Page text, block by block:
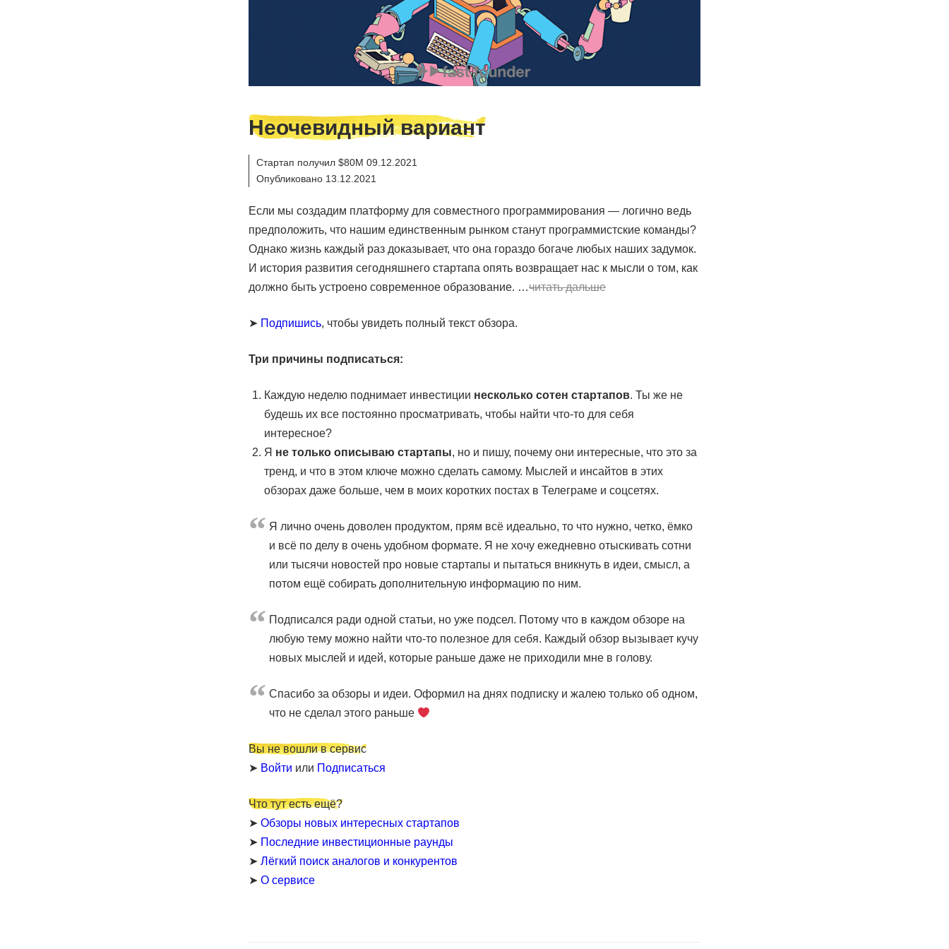
Неочевидный вариант
Стартап получил $80M 09.12.2021
Опубликовано 13.12.2021
Если мы создадим платформу для совместного программирования — логично ведь
предположить, что нашим единственным рынком станут программистские команды?
Однако жизнь каждый раз доказывает, что она гораздо богаче любых наших задумок.
И история развития сегодняшнего стартапа опять возвращает нас к мысли о том, как
должно быть устроено современное образование. …читать дальше
➤ Подпишись, чтобы увидеть полный текст обзора.
Три причины подписаться:
Каждую неделю поднимает инвестиции несколько сотен стартапов. Ты же не
будешь их все постоянно просматривать, чтобы найти что-то для себя
интересное?
Я не только описываю стартапы, но и пишу, почему они интересные, что это за
тренд, и что в этом ключе можно сделать самому. Мыслей и инсайтов в этих
обзорах даже больше, чем в моих коротких постах в Телеграме и соцсетях.
Я лично очень доволен продуктом, прям всё идеально, то что нужно, четко, ёмко
и всё по делу в очень удобном формате. Я не хочу ежедневно отыскивать сотни
или тысячи новостей про новые стартапы и пытаться вникнуть в идеи, смысл, а
потом ещё собирать дополнительную информацию по ним.
Подписался ради одной статьи, но уже подсел. Потому что в каждом обзоре на
любую тему можно найти что-то полезное для себя. Каждый обзор вызывает кучу
новых мыслей и идей, которые раньше даже не приходили мне в голову.
Cпасибо за обзоры и идеи. Оформил на днях подписку и жалею только об одном,
что не сделал этого раньше
Вы не вошли в сервис
➤ Войти или Подписаться
Что тут есть ещё?
➤ Обзоры новых интересных стартапов
➤ Последние инвестиционные раунды
➤ Лёгкий поиск аналогов и конкурентов
➤ О сервисе